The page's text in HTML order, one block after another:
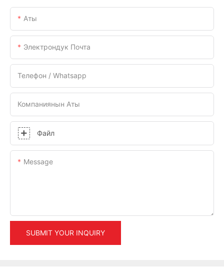
Аты
Электрондук Почта
Телефон / Whatsapp
Компаниянын Аты
Файл
Message
SUBMIT YOUR INQUIRY